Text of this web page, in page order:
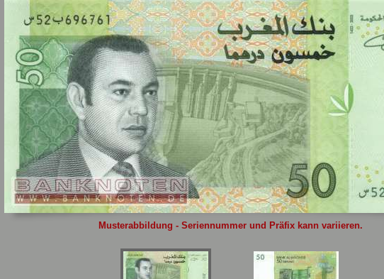
Siehier
Musterabbildung - Seriennummer und Präfix kann variieren.